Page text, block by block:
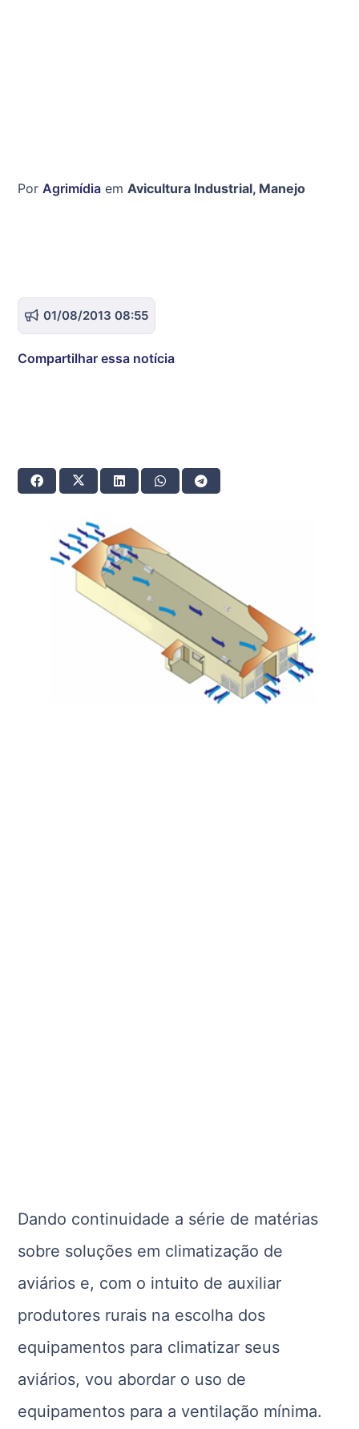
Por Agrimídia em Avicultura Industrial, Manejo
01/08/2013 08:55
Compartilhar essa notícia
Dando continuidade a série de matérias
sobre soluções em climatização de
aviários e, com o intuito de auxiliar
produtores rurais na escolha dos
equipamentos para climatizar seus
aviários, vou abordar o uso de
equipamentos para a ventilação mínima.